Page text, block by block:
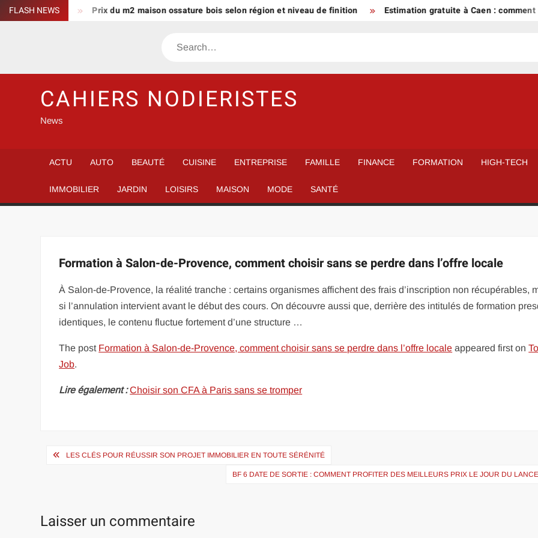
Skip
to
FLASH NEWS
annonces Prix du m2 maison ossature bois selon région et niveau de finition Estimation gratuite à Caen : comment
Search
CAHIERS NODIERISTES
News
ACTU AUTO BEAUTÉ CUISINE ENTREPRISE FAMILLE FINANCE FORMATION HIGH-TECH
IMMOBILIER JARDIN LOISIRS MAISON MODE SANTÉ
Formation à Salon-de-Provence, comment choisir sans se perdre dans l’offre locale
À Salon-de-Provence, la réalité tranche : certains organismes affichent des frais d’inscription non récupérables,
si l’annulation intervient avant le début des cours. On découvre aussi que, derrière des intitulés de formation
identiques, le contenu fluctue fortement d’une structure …
The post Formation à Salon-de-Provence, comment choisir sans se perdre dans l’offre locale appeared first on
Job.
Lire également : Choisir son CFA à Paris sans se tromper
Navigation
LES CLÉS POUR RÉUSSIR SON PROJET IMMOBILIER EN TOUTE SÉRÉNITÉ
BF 6 DATE DE SORTIE : COMMENT PROFITER DES MEILLEURS PRIX LE JOUR DU
Laisser un commentaire